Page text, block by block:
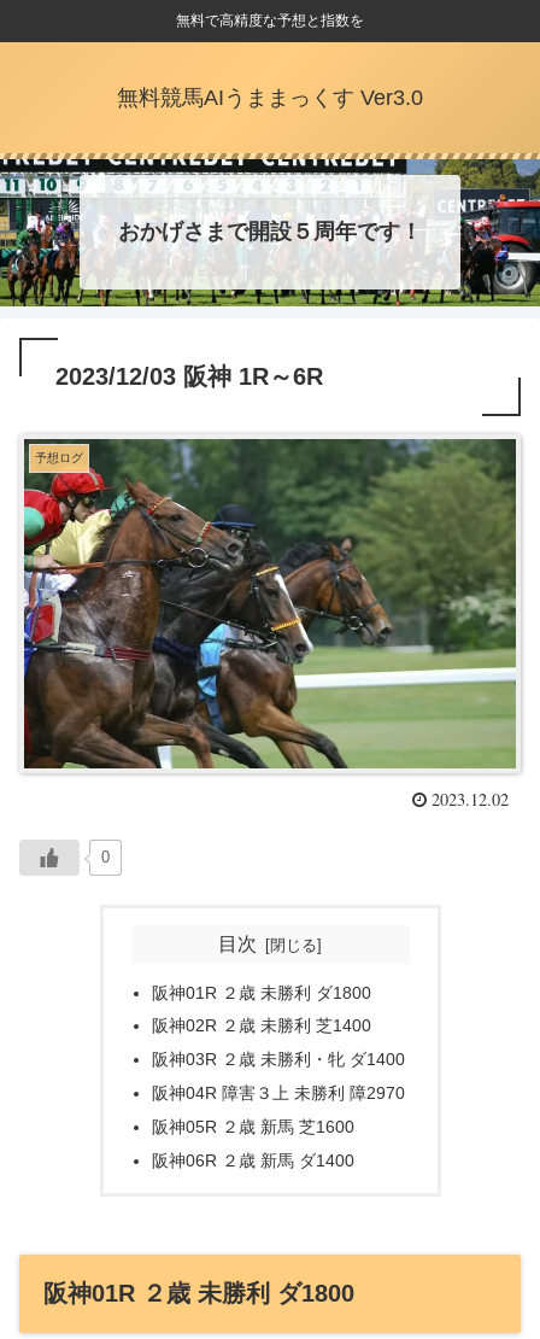
無料で高精度な予想と指数を
無料競馬AIうままっくす Ver3.0
おかげさまで開設５周年です！
2023/12/03 阪神 1R～6R
予想ログ
2023.12.02
0
目次
阪神01R ２歳 未勝利 ダ1800
阪神02R ２歳 未勝利 芝1400
阪神03R ２歳 未勝利・牝 ダ1400
阪神04R 障害３上 未勝利 障2970
阪神05R ２歳 新馬 芝1600
阪神06R ２歳 新馬 ダ1400
阪神01R ２歳 未勝利 ダ1800